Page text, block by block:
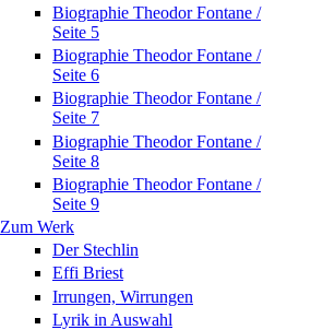
Biographie Theodor Fontane /
Seite 5
Biographie Theodor Fontane /
Seite 6
Biographie Theodor Fontane /
Seite 7
Biographie Theodor Fontane /
Seite 8
Biographie Theodor Fontane /
Seite 9
Zum Werk
Der Stechlin
Effi Briest
Irrungen, Wirrungen
Lyrik in Auswahl